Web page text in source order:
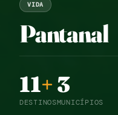
VIDA
Pantanal
11+
DESTINOS
3
MUNICÍPIOS